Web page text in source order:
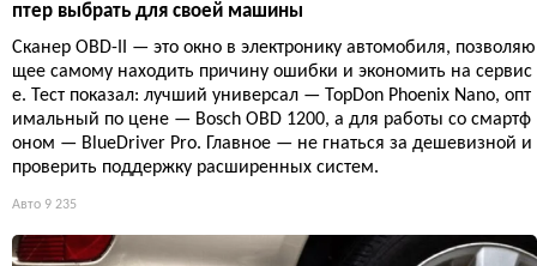
птер выбрать для своей машины
Сканер OBD-II — это окно в электронику автомобиля, позволяю
щее самому находить причину ошибки и экономить на сервис
е. Тест показал: лучший универсал — TopDon Phoenix Nano, опт
имальный по цене — Bosch OBD 1200, а для работы со смартф
оном — BlueDriver Pro. Главное — не гнаться за дешевизной и
проверить поддержку расширенных систем.
Авто 9 235